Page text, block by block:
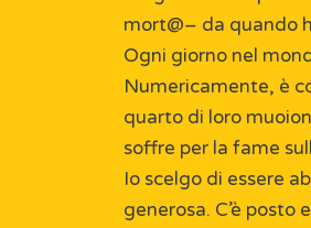
mort@– da quando
Ogni giorno nel
Numericamente, è
quarto di loro
soffre per la fame
Io scelgo di essere
generosa. C’è